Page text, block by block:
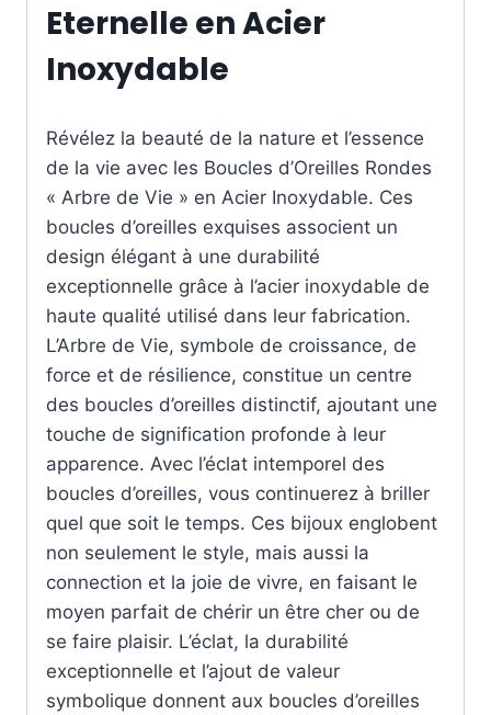
Eternelle en Acier
Inoxydable
Révélez la beauté de la nature et l’essence
de la vie avec les Boucles d’Oreilles Rondes
« Arbre de Vie » en Acier Inoxydable. Ces
boucles d’oreilles exquises associent un
design élégant à une durabilité
exceptionnelle grâce à l’acier inoxydable de
haute qualité utilisé dans leur fabrication.
L’Arbre de Vie, symbole de croissance, de
force et de résilience, constitue un centre
des boucles d’oreilles distinctif, ajoutant une
touche de signification profonde à leur
apparence. Avec l’éclat intemporel des
boucles d’oreilles, vous continuerez à briller
quel que soit le temps. Ces bijoux englobent
non seulement le style, mais aussi la
connection et la joie de vivre, en faisant le
moyen parfait de chérir un être cher ou de
se faire plaisir. L’éclat, la durabilité
exceptionnelle et l’ajout de valeur
symbolique donnent aux boucles d’oreilles